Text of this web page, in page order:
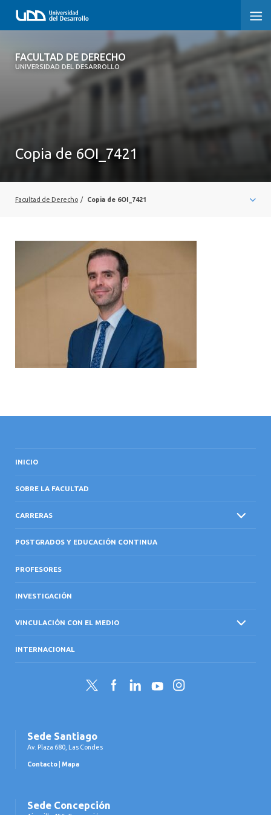
FACULTAD DE DERECHO
UNIVERSIDAD DEL DESARROLLO
FACULTAD DE DERECHO
SOBRE LA FACULTAD
VINCULACIÓN CON EL MEDIO
Copia de 6OI_7421
Facultad de Derecho / Copia de 6OI_7421
INICIO
SOBRE LA FACULTAD
CARRERAS
POSTGRADOS Y EDUCACIÓN CONTINUA
PROFESORES
INVESTIGACIÓN
VINCULACIÓN CON EL MEDIO
INTERNACIONAL
Twitter FacebookLinkedInYouTubeInstagram
Sede Santiago
Av. Plaza 680, Las Condes
Contacto Mapa
Sede Concepción